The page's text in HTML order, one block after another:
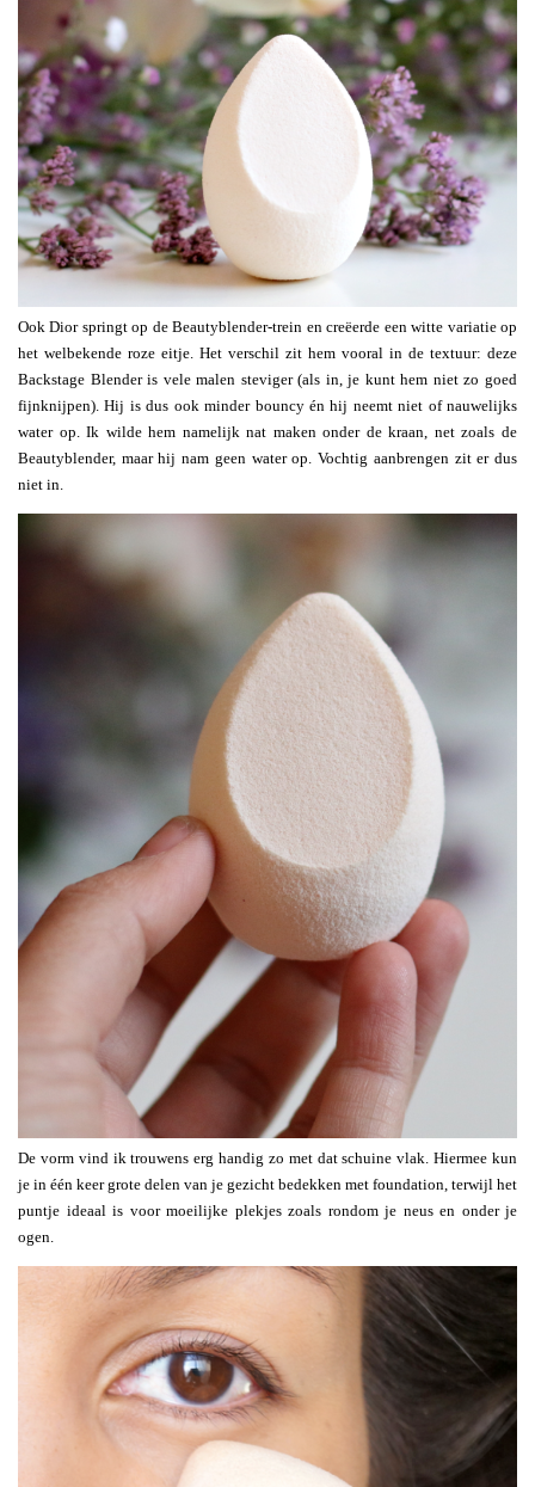
Ook Dior springt op de Beautyblender-trein en creëerde een witte variatie op
het welbekende roze eitje. Het verschil zit hem vooral in de textuur: deze
Backstage Blender is vele malen steviger (als in, je kunt hem niet zo goed
fijnknijpen). Hij is dus ook minder bouncy én hij neemt niet of nauwelijks
water op. Ik wilde hem namelijk nat maken onder de kraan, net zoals de
Beautyblender, maar hij nam geen water op. Vochtig aanbrengen zit er dus
niet in.
De vorm vind ik trouwens erg handig zo met dat schuine vlak. Hiermee kun
je in één keer grote delen van je gezicht bedekken met foundation, terwijl het
puntje ideaal is voor moeilijke plekjes zoals rondom je neus en onder je
ogen.